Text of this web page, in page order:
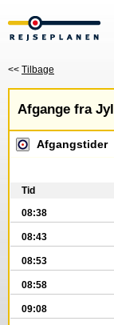
<< Tilbage
Afgange fra
Afgangstider
Tid
08:38
08:43
08:53
08:58
09:08